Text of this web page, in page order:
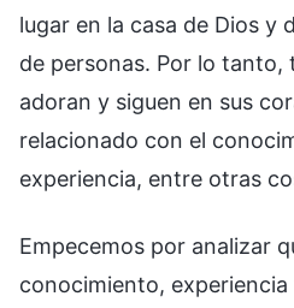
lugar en la casa de Dios y
de personas. Por lo tanto,
adoran y siguen en sus
relacionado con el
experiencia, entre otras
Empecemos por analizar
conocimiento,